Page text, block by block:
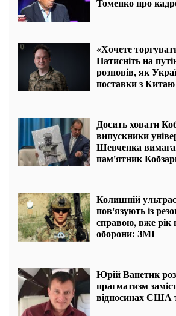
Новопризначений
Житомирщину
сучасний дім для
підтримки Естонії
Це не просто там
держави, а
обстріл України
«Нібито є
експерт
Якщо
буде мати
то і Трамп так
США доведеться